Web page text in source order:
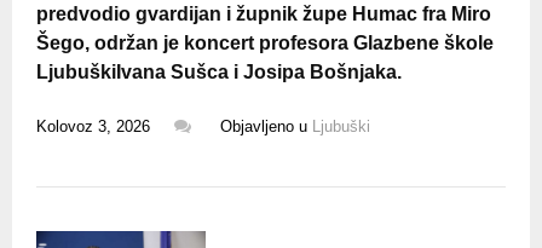
predvodio gvardijan i župnik župe Humac fra Miro
Šego, održan je koncert profesora Glazbene škole
LjubuškiIvana Sušca i Josipa Bošnjaka.
Kolovoz 3, 2026 Objavljeno u Ljubuški